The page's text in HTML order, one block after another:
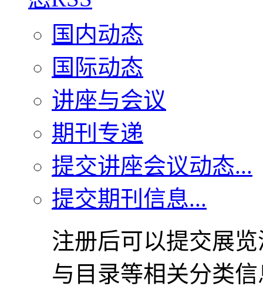
国内动态
国际动态
讲座与会议
期刊专递
提交讲座会议动态...
提交期刊信息...
注册后可以提交展
与目录等相关分类